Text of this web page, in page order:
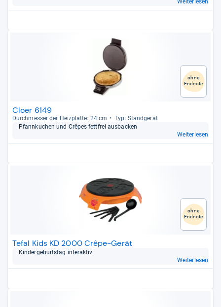
Weiterlesen
ohne
Endnote
Cloer 6149
Durch­mes­ser der Heiz­platte: 24 cm
Typ: Stand­ge­rät
Pfann­ku­chen und Crê­pes fett­frei aus­ba­cken
Weiterlesen
ohne
Endnote
Tefal Kids KD 2000 Crêpe-Gerät
Kin­der­ge­burts­tag inter­ak­tiv
Weiterlesen